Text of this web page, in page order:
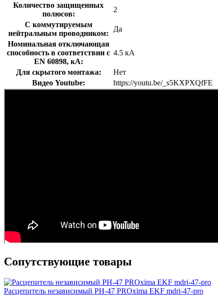
Количество защищенных
полюсов:
2
С коммутируемым
нейтральным проводником:
Да
Номинальная отключающая
способность в соответствии с
EN 60898, кА:
4.5 кА
Для скрытого монтажа:
Нет
Видео Youtube:
https://youtu.be/_s5KXPXQfFE
Сопутствующие товары
Расцепитель независимый РН-47 PROxima EKF mdri-47-pro